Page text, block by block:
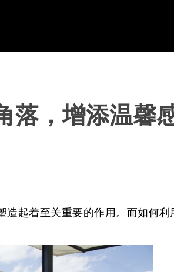
落，增添温馨
起着至关重要的作用。而如何